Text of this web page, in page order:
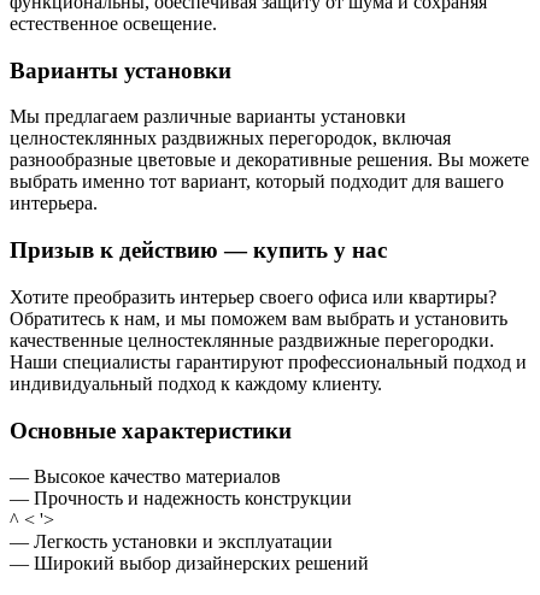
естественное освещение.
Варианты установки
Мы предлагаем различные варианты установки
целностеклянных раздвижных перегородок, включая
разнообразные цветовые и декоративные решения. Вы можете
выбрать именно тот вариант, который подходит для вашего
интерьера.
Призыв к действию — купить у нас
Хотите преобразить интерьер своего офиса или квартиры?
Обратитесь к нам, и мы поможем вам выбрать и установить
качественные целностеклянные раздвижные перегородки.
Наши специалисты гарантируют профессиональный подход и
индивидуальный подход к каждому клиенту.
Основные характеристики
— Высокое качество материалов
— Прочность и надежность конструкции
^ < '>
— Легкость установки и эксплуатации
— Широкий выбор дизайнерских решений